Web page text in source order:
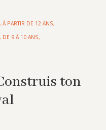
, À PARTIR DE 12 ANS,
, DE 9 À 10 ANS,
ton